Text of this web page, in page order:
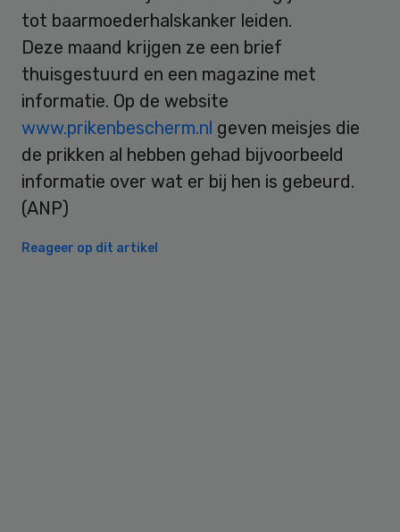
tot baarmoederhalskanker leiden.
Deze maand krijgen ze een brief
thuisgestuurd en een magazine met
informatie. Op de website
www.prikenbescherm.nl geven meisjes die
de prikken al hebben gehad bijvoorbeeld
informatie over wat er bij hen is gebeurd.
(ANP)
Reageer op dit artikel